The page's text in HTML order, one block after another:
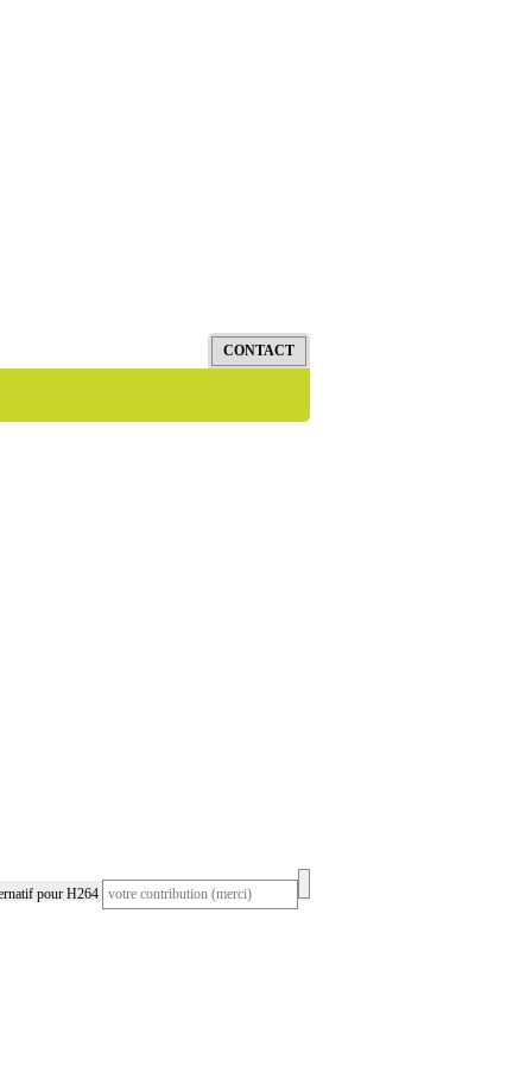
pour H264